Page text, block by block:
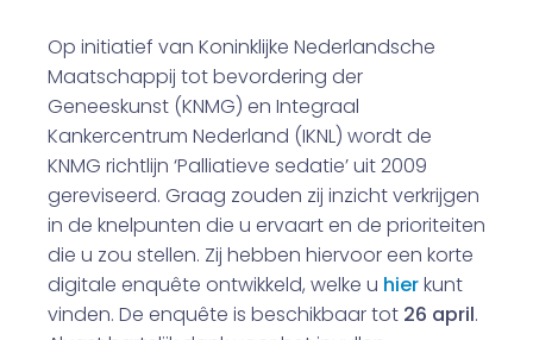
Op initiatief van Koninklijke Nederlandsche
Maatschappij tot bevordering der
Geneeskunst (KNMG) en Integraal
Kankercentrum Nederland (IKNL) wordt de
KNMG richtlijn ‘Palliatieve sedatie’ uit 2009
gereviseerd. Graag zouden zij inzicht verkrijgen
in de knelpunten die u ervaart en de prioriteiten
die u zou stellen. Zij hebben hiervoor een korte
digitale enquête ontwikkeld, welke u hierkunt
vinden. De enquête is beschikbaar tot 26 april.